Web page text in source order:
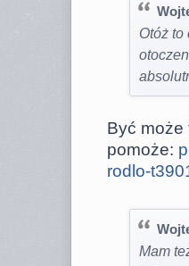
Otóż to
Być może
pomoże:
rodlo-
Mam